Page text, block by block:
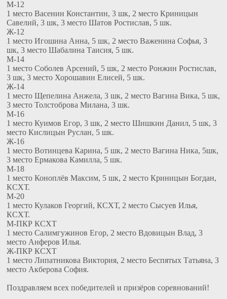
М-12
1 место Васенин Константин, 3 шк, 2 место Криницын
Савелий, 3 шк, 3 место Шатов Ростислав, 5 шк.
Ж-12
1 место Игошина Анна, 5 шк, 2 место Важенина Софья, 3
шк, 3 место Шабалина Таисия, 5 шк.
М-14
1 место Соболев Арсений, 5 шк, 2 место Ронжин Ростислав,
3 шк, 3 место Хорошавин Елисей, 5 шк.
Ж-14
1 место Щепелина Анжела, 3 шк, 2 место Вагина Вика, 5 шк,
3 место Толстоброва Милана, 3 шк.
М-16
1 место Куимов Егор, 3 шк, 2 место Шишкин Данил, 5 шк, 3
место Кислицын Руслан, 5 шк.
Ж-16
1 место Вотинцева Карина, 5 шк, 2 место Вагина Ника, 5шк,
3 место Ермакова Камилла, 5 шк.
М-18
1 место Коноплёв Максим, 5 шк, 2 место Криницын Богдан,
КСХТ.
М-20
1 место Кулаков Георгий, КСХТ, 2 место Сысуев Илья,
КСХТ.
М-ПКР КСХТ
1 место Салимгужинов Егор, 2 место Вдовицын Влад, 3
место Анферов Илья.
Ж-ПКР КСХТ
1 место Липатникова Виктория, 2 место Беспятых Татьяна, 3
место Акберова София.
Поздравляем всех победителей и призёров соревнований!